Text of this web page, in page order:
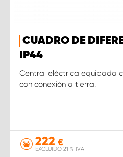
CUADRO DE
IP44
Central eléctrica equipada
con conexión a tierra.
222 €
EXCLUIDO 21 % IVA